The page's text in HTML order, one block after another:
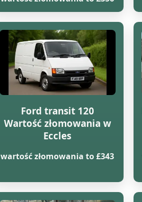
Ford transit 120
Wartość złomowania w
Eccles
wartość złomowania to £343